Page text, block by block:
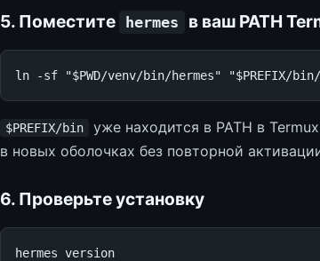
5. Поместите hermes в ваш PATH
ln -sf "$PWD/venv/bin/hermes" "$PREFIX/bin/
$PREFIX/bin уже находится в PATH в
в новых оболочках без повторной
6. Проверьте установку
hermes version